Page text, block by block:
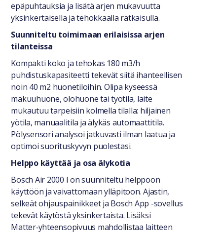
epäpuhtauksia ja lisätä arjen mukavuutta
yksinkertaisella ja tehokkaalla ratkaisulla.
Suunniteltu toimimaan erilaisissa arjen
tilanteissa
Kompakti koko ja tehokas 180 m3/h
puhdistuskapasiteetti tekevät siitä ihanteellisen
noin 40 m2 huonetiloihin. Olipa kyseessä
makuuhuone, olohuone tai työtila, laite
mukautuu tarpeisiin kolmella tilalla: hiljainen
yötila, manuaalitila ja älykäs automaattitila.
Pölysensori analysoi jatkuvasti ilman laatua ja
optimoi suorituskyvyn puolestasi.
Helppo käyttää ja osa älykotia
Bosch Air 2000 I on suunniteltu helppoon
käyttöön ja vaivattomaan ylläpitoon. Ajastin,
selkeät ohjauspainikkeet ja Bosch App -sovellus
tekevät käytöstä yksinkertaista. Lisäksi
Matter‑yhteensopivuus mahdollistaa laitteen